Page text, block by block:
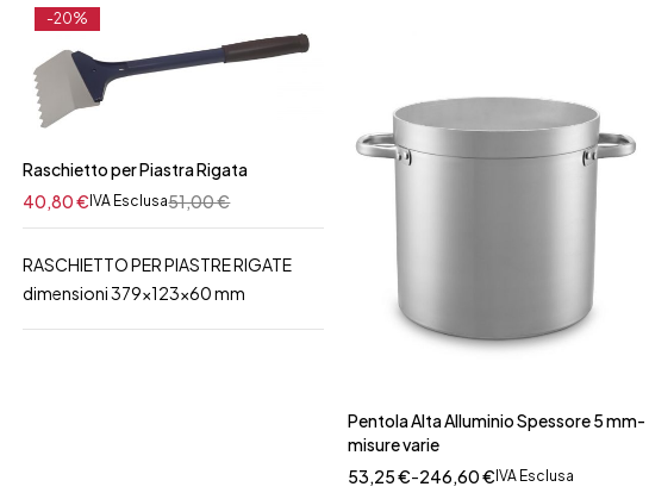
-20%
Raschietto per Piastra Rigata
51,00€
40,80€ IVA Esclusa
RASCHIETTO PER PIASTRE RIGATE
dimensioni 379x123x60 mm
Pentola Alta Alluminio Spessore 5 mm-
misure varie
53,25€-246,60€IVA Esclusa